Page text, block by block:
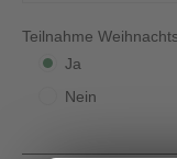
Teilnahme
Ja
Nein